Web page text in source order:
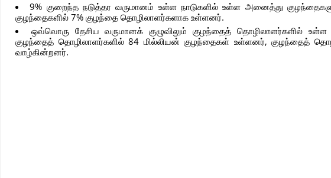
9% குறைந்த நடுத்தர வருமானம் உள்ள நாடுகளில் உள்ள அனைத்து
குழந்தைகளில் 7% குழந்தை தொழிலாளர்களாக உள்ளனர்.
ஒவ்வொரு தேசிய வருமானக் குழுவிலும் குழந்தைத் தொழிலாளர்களில்
குழந்தைத் தொழிலாளர்களில் 84 மில்லியன் குழந்தைகள் உள்ளனர், குழந்தைத்
வாழ்கின்றனர்.